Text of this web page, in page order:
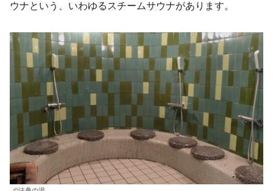
ウナという、いわゆるスチームサウナがあります。